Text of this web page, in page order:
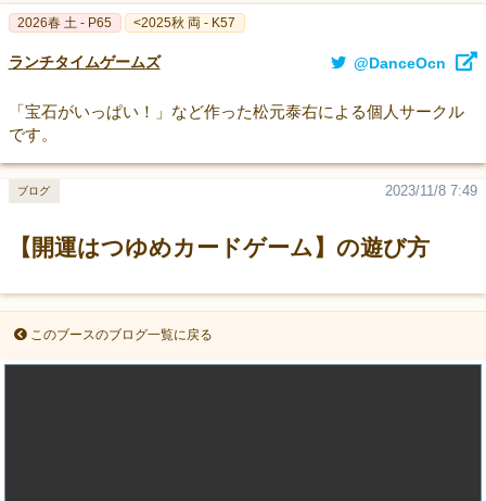
2026春 土 - P65 <2025秋 両 - K57
ランチタイムゲームズ @DanceOcn
「宝石がいっぱい！」など作った松元泰右による個人サークル
です。
【開運はつゆめカードゲーム】の遊び方
2023/11/8 7:49
ブログ
このブースのブログ一覧に戻る